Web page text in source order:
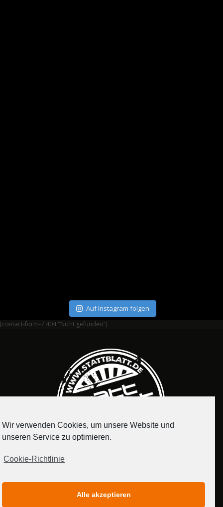
Auf Instagram folgen
[contact-form-7 404 "Nicht gefunden"]
MEDIADATEN
Wir verwenden Cookies, um unsere Website und
unseren Service zu optimieren.
Cookie-Richtlinie
Alle akzeptieren